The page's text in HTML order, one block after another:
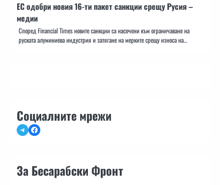
ЕС одобри новия 16-ти пакет санкции срещу Русия –
медии
Според Financial Times новите санкции са насочени към ограничаване на
руската алуминиева индустрия и затягане на мерките срещу износа на…
Социалните мрежи
TelegramFacebook
За Бесарабски Фронт